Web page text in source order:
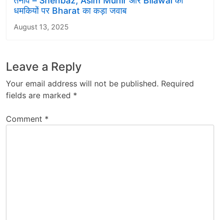
धमकियों पर Bharat का कड़ा जवाब
August 13, 2025
Leave a Reply
Your email address will not be published. Required
fields are marked *
Comment *